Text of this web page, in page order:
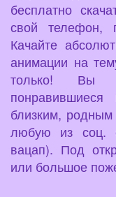
бесплатно
свой телефон,
Качайте
анимации на
только! Вы
близким,
любую из соц.
вацап). Под
или большое